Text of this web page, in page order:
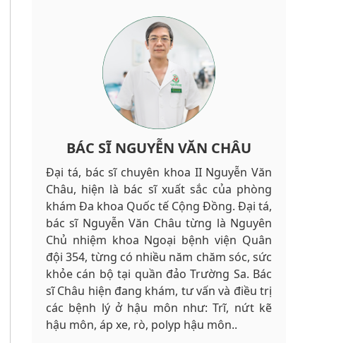
BÁC SĨ NGUYỄN VĂN CHÂU
Đại tá, bác sĩ chuyên khoa II Nguyễn Văn
Châu, hiện là bác sĩ xuất sắc của phòng
khám Đa khoa Quốc tế Cộng Đồng. Đại tá,
bác sĩ Nguyễn Văn Châu từng là Nguyên
Chủ nhiệm khoa Ngoại bệnh viện Quân
đội 354, từng có nhiều năm chăm sóc, sức
khỏe cán bộ tại quần đảo Trường Sa. Bác
sĩ Châu hiện đang khám, tư vấn và điều trị
các bệnh lý ở hậu môn như: Trĩ, nứt kẽ
hậu môn, áp xe, rò, polyp hậu môn..